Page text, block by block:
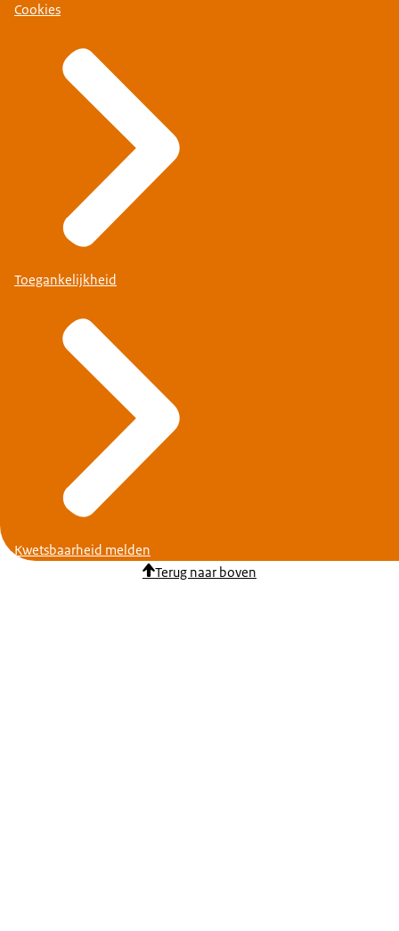
Cookies
Toegankelijkheid
Kwetsbaarheid melden
Terug naar boven